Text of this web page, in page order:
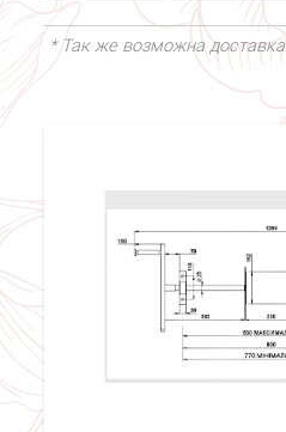
* Так же возможна доставка